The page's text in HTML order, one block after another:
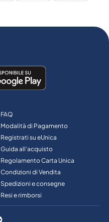
FAQ
Modalità di Pagamento
Registrati su eUnica
Guida all’acquisto
Regolamento Carta Unica
Condizioni di Vendita
Spedizioni e consegne
Resi e rimborsi